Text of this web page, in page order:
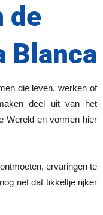
de
Blanca
die leven, werken of
deel uit van het
Wereld en vormen hier
ervaringen te
net dat tikkeltje rijker